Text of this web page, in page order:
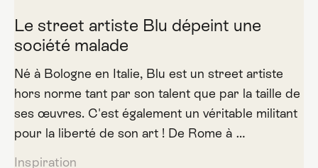
Le street artiste Blu dépeint une
société malade
Né à Bologne en Italie, Blu est un street artiste
hors norme tant par son talent que par la taille de
ses œuvres. C'est également un véritable militant
pour la liberté de son art ! De Rome à …
Inspiration